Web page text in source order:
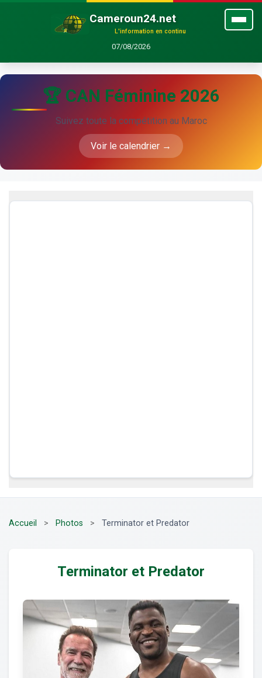
Cameroun24.net
L'information en continu
07/08/2026
🏆 CAN Féminine 2026
Suivez toute la compétition au Maroc
Voir le calendrier →
Accueil > Photos > Terminator et Predator
Terminator et Predator